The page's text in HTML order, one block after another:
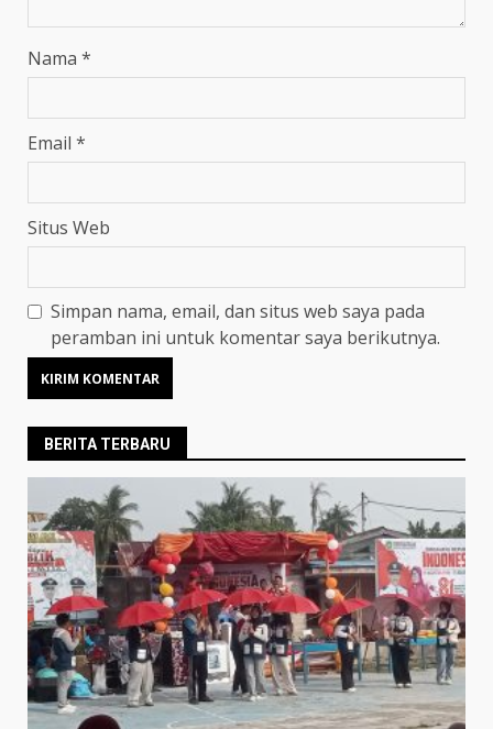
Nama *
Email *
Situs Web
Simpan nama, email, dan situs web saya pada
peramban ini untuk komentar saya berikutnya.
BERITA TERBARU